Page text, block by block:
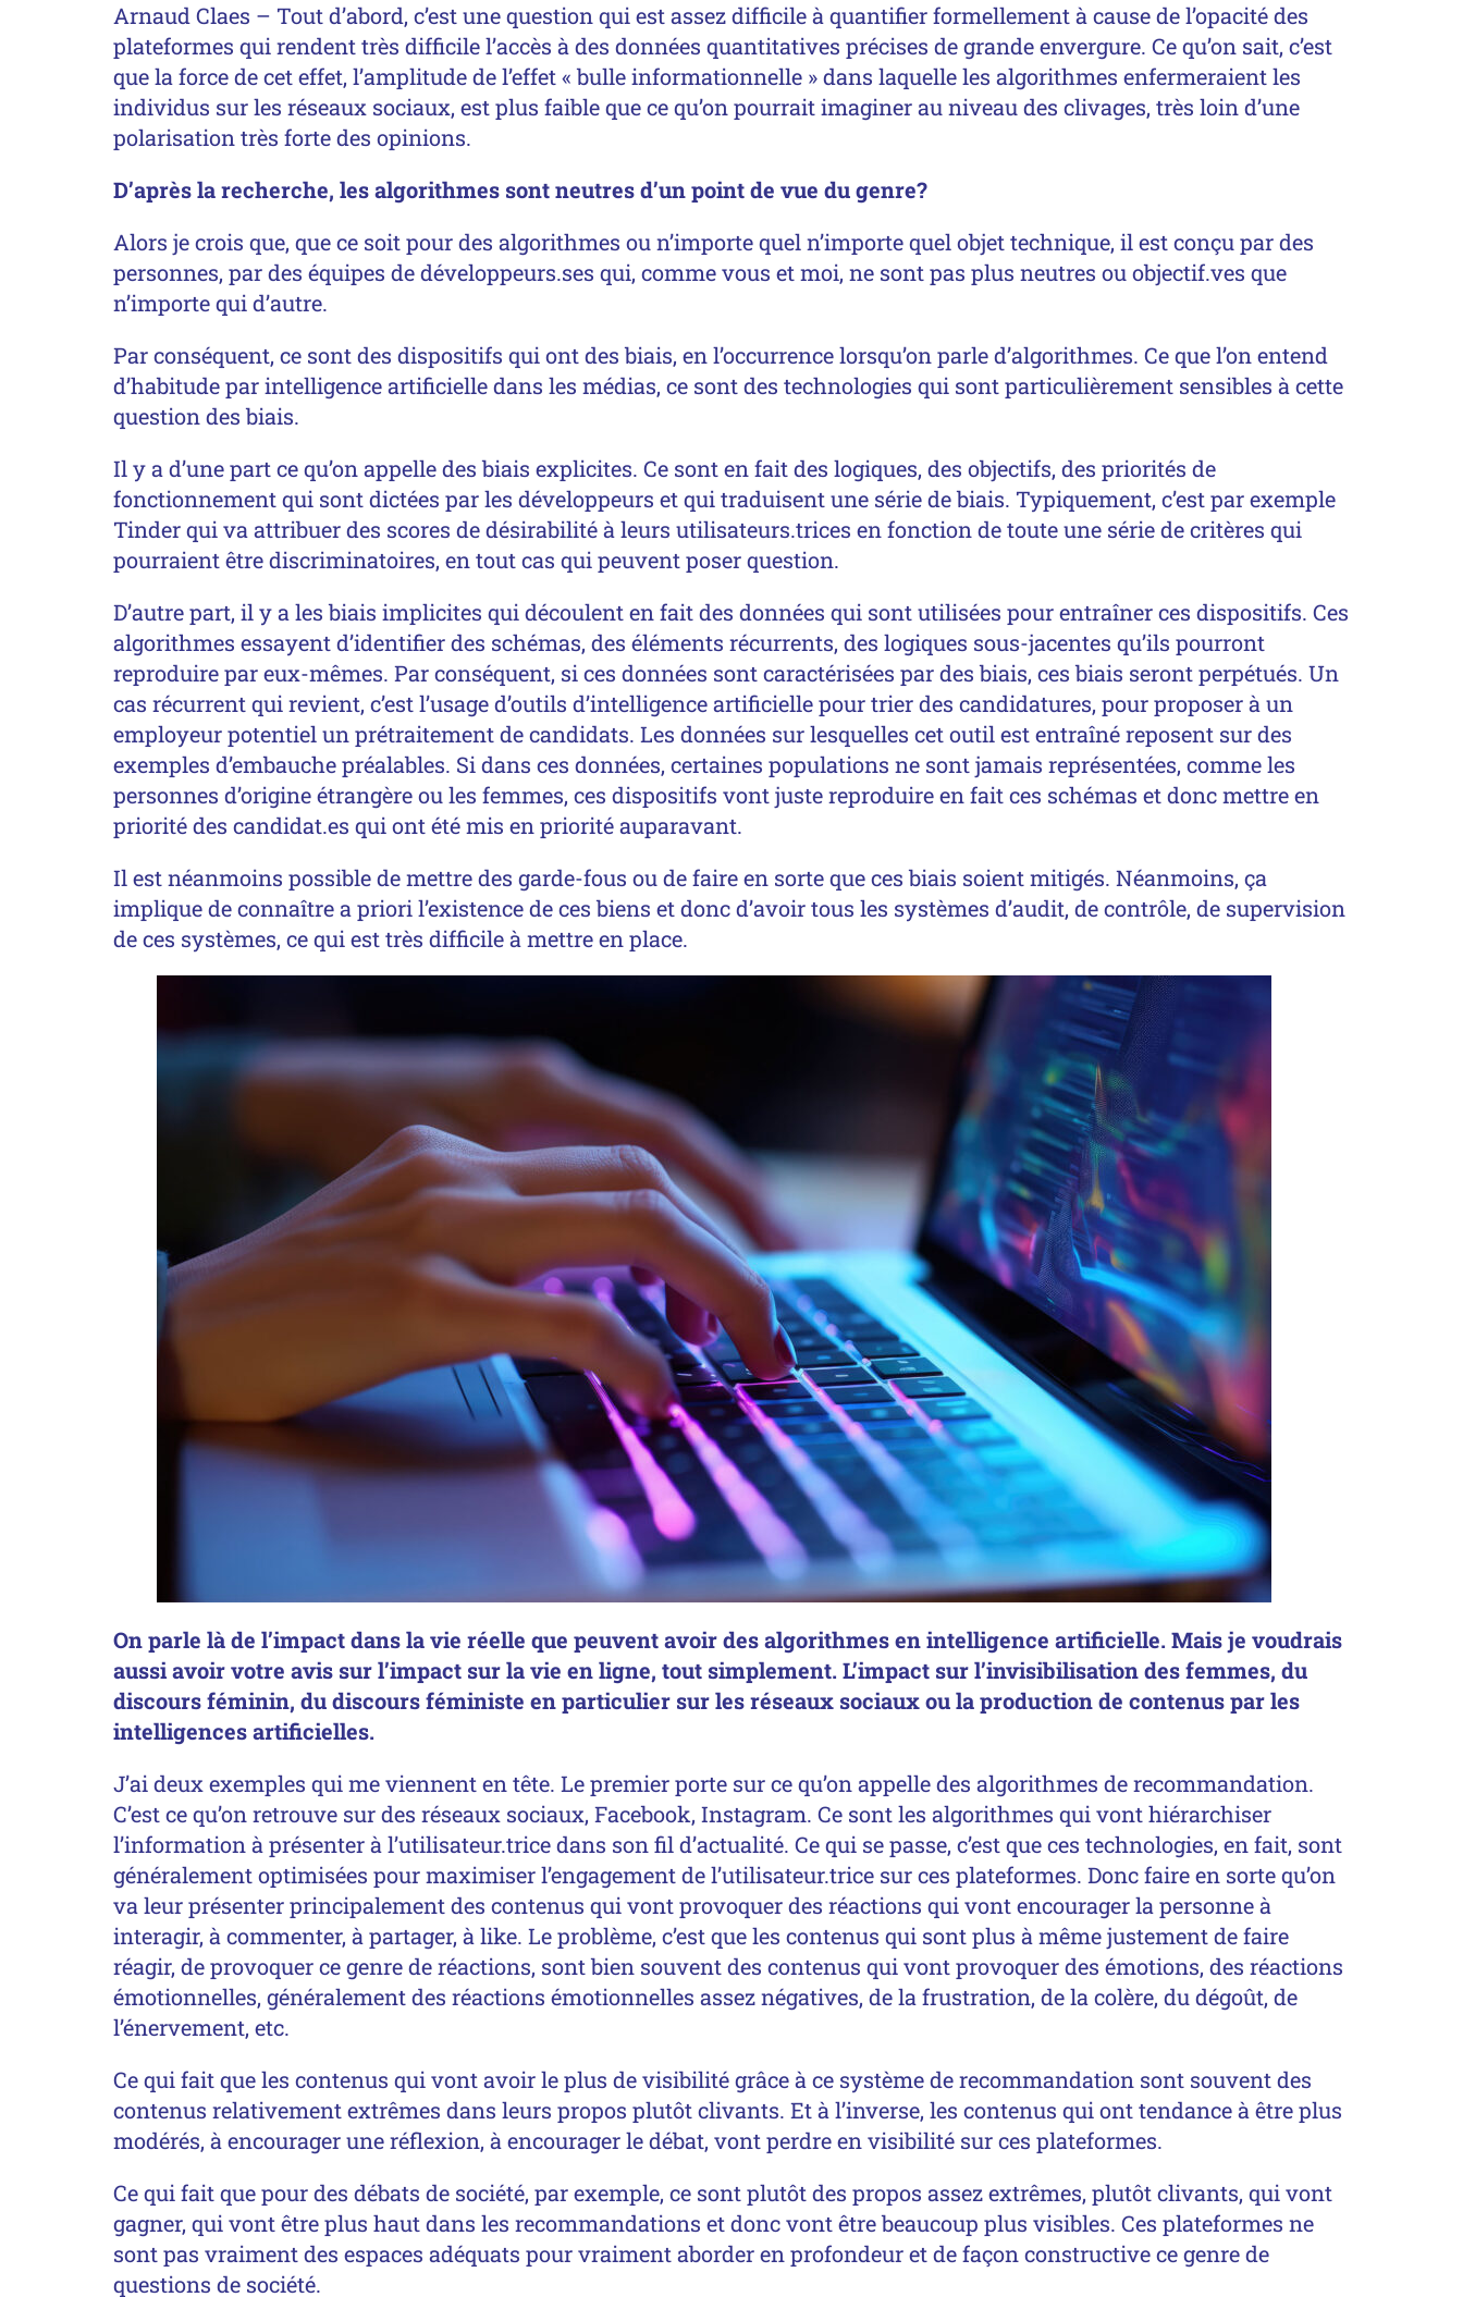
Arnaud Claes – Tout d’abord, c’est une question qui est assez difficile à quantifier formellement à cause de l’opacité des
plateformes qui rendent très difficile l’accès à des données quantitatives précises de grande envergure. Ce qu’on sait, c’est
que la force de cet effet, l’amplitude de l’effet « bulle informationnelle » dans laquelle les algorithmes enfermeraient les
individus sur les réseaux sociaux, est plus faible que ce qu’on pourrait imaginer au niveau des clivages, très loin d’une
polarisation très forte des opinions.
D’après la recherche, les algorithmes sont neutres d’un point de vue du genre?
Alors je crois que, que ce soit pour des algorithmes ou n’importe quel n’importe quel objet technique, il est conçu par des
personnes, par des équipes de développeurs.ses qui, comme vous et moi, ne sont pas plus neutres ou objectif.ves que
n’importe qui d’autre.
Par conséquent, ce sont des dispositifs qui ont des biais, en l’occurrence lorsqu’on parle d’algorithmes. Ce que l’on entend
d’habitude par intelligence artificielle dans les médias, ce sont des technologies qui sont particulièrement sensibles à cette
question des biais.
Il y a d’une part ce qu’on appelle des biais explicites. Ce sont en fait des logiques, des objectifs, des priorités de
fonctionnement qui sont dictées par les développeurs et qui traduisent une série de biais. Typiquement, c’est par exemple
Tinder qui va attribuer des scores de désirabilité à leurs utilisateurs.trices en fonction de toute une série de critères qui
pourraient être discriminatoires, en tout cas qui peuvent poser question.
D’autre part, il y a les biais implicites qui découlent en fait des données qui sont utilisées pour entraîner ces dispositifs. Ces
algorithmes essayent d’identifier des schémas, des éléments récurrents, des logiques sous-jacentes qu’ils pourront
reproduire par eux-mêmes. Par conséquent, si ces données sont caractérisées par des biais, ces biais seront perpétués. Un
cas récurrent qui revient, c’est l’usage d’outils d’intelligence artificielle pour trier des candidatures, pour proposer à un
employeur potentiel un prétraitement de candidats. Les données sur lesquelles cet outil est entraîné reposent sur des
exemples d’embauche préalables. Si dans ces données, certaines populations ne sont jamais représentées, comme les
personnes d’origine étrangère ou les femmes, ces dispositifs vont juste reproduire en fait ces schémas et donc mettre en
priorité des candidat.es qui ont été mis en priorité auparavant.
Il est néanmoins possible de mettre des garde-fous ou de faire en sorte que ces biais soient mitigés. Néanmoins, ça
implique de connaître a priori l’existence de ces biens et donc d’avoir tous les systèmes d’audit, de contrôle, de supervision
de ces systèmes, ce qui est très difficile à mettre en place.
On parle là de l’impact dans la vie réelle que peuvent avoir des algorithmes en intelligence artificielle. Mais je voudrais
aussi avoir votre avis sur l’impact sur la vie en ligne, tout simplement. L’impact sur l’invisibilisation des femmes, du
discours féminin, du discours féministe en particulier sur les réseaux sociaux ou la production de contenus par les
intelligences artificielles.
J’ai deux exemples qui me viennent en tête. Le premier porte sur ce qu’on appelle des algorithmes de recommandation.
C’est ce qu’on retrouve sur des réseaux sociaux, Facebook, Instagram. Ce sont les algorithmes qui vont hiérarchiser
l’information à présenter à l’utilisateur.trice dans son fil d’actualité. Ce qui se passe, c’est que ces technologies, en fait, sont
généralement optimisées pour maximiser l’engagement de l’utilisateur.trice sur ces plateformes. Donc faire en sorte qu’on
va leur présenter principalement des contenus qui vont provoquer des réactions qui vont encourager la personne à
interagir, à commenter, à partager, à like. Le problème, c’est que les contenus qui sont plus à même justement de faire
réagir, de provoquer ce genre de réactions, sont bien souvent des contenus qui vont provoquer des émotions, des réactions
émotionnelles, généralement des réactions émotionnelles assez négatives, de la frustration, de la colère, du dégoût, de
l’énervement, etc.
Ce qui fait que les contenus qui vont avoir le plus de visibilité grâce à ce système de recommandation sont souvent des
contenus relativement extrêmes dans leurs propos plutôt clivants. Et à l’inverse, les contenus qui ont tendance à être plus
modérés, à encourager une réflexion, à encourager le débat, vont perdre en visibilité sur ces plateformes.
Ce qui fait que pour des débats de société, par exemple, ce sont plutôt des propos assez extrêmes, plutôt clivants, qui vont
gagner, qui vont être plus haut dans les recommandations et donc vont être beaucoup plus visibles. Ces plateformes ne
sont pas vraiment des espaces adéquats pour vraiment aborder en profondeur et de façon constructive ce genre de
questions de société.